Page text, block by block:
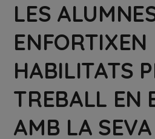
LES
ENFORTIXEN
HABILITATS
TREBALL EN
AMB LA SEVA